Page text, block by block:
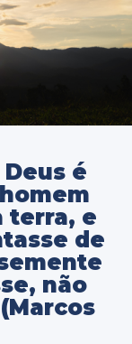
é
terra, e
de
não